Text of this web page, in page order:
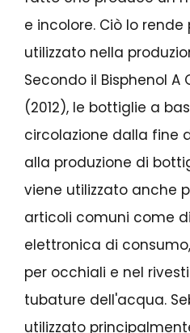
e incolore. Ciò lo
utilizzato nella
Secondo il Bisphenol A
(2012), le bottiglie a
circolazione dalla fine
alla produzione di
viene utilizzato anche
articoli comuni come
elettronica di
per occhiali e nel
tubature dell'acqua.
utilizzato